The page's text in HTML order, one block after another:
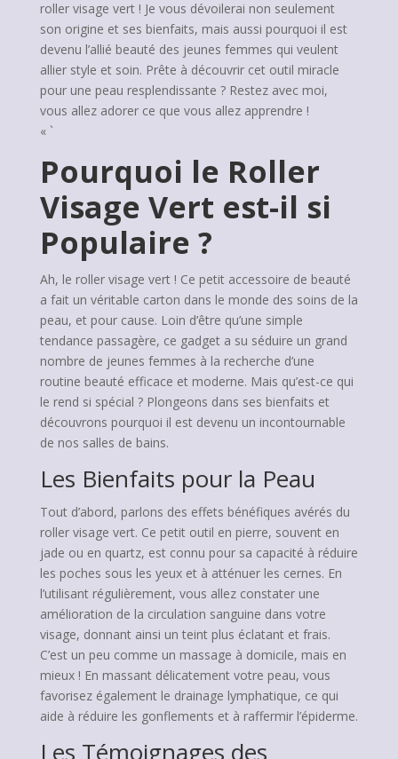
roller visage vert ! Je vous dévoilerai non seulement
son origine et ses bienfaits, mais aussi pourquoi il est
devenu l’allié beauté des jeunes femmes qui veulent
allier style et soin. Prête à découvrir cet outil miracle
pour une peau resplendissante ? Restez avec moi,
vous allez adorer ce que vous allez apprendre !
« `
Pourquoi le Roller
Visage Vert est-il si
Populaire ?
Ah, le roller visage vert ! Ce petit accessoire de beauté
a fait un véritable carton dans le monde des soins de la
peau, et pour cause. Loin d’être qu’une simple
tendance passagère, ce gadget a su séduire un grand
nombre de jeunes femmes à la recherche d’une
routine beauté efficace et moderne. Mais qu’est-ce qui
le rend si spécial ? Plongeons dans ses bienfaits et
découvrons pourquoi il est devenu un incontournable
de nos salles de bains.
Les Bienfaits pour la Peau
Tout d’abord, parlons des effets bénéfiques avérés du
roller visage vert. Ce petit outil en pierre, souvent en
jade ou en quartz, est connu pour sa capacité à réduire
les poches sous les yeux et à atténuer les cernes. En
l’utilisant régulièrement, vous allez constater une
amélioration de la circulation sanguine dans votre
visage, donnant ainsi un teint plus éclatant et frais.
C’est un peu comme un massage à domicile, mais en
mieux ! En massant délicatement votre peau, vous
favorisez également le drainage lymphatique, ce qui
aide à réduire les gonflements et à raffermir l’épiderme.
Les Témoignages des